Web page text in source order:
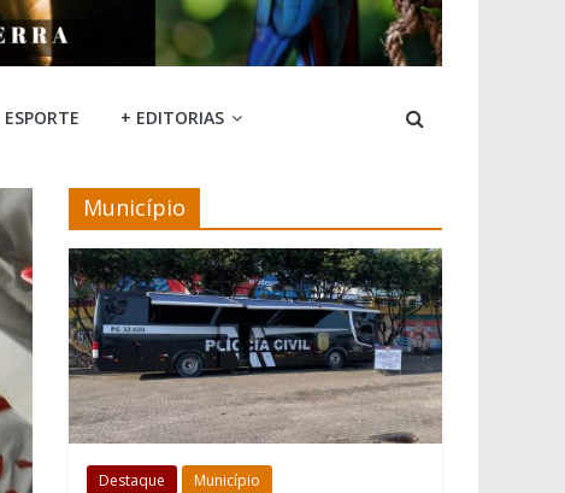
ESPORTE + EDITORIAS
Município
Destaque Município